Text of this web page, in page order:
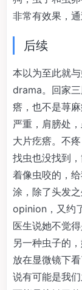
非常有效果，
后续
本以为至此就
drama。回家
瘩，也不是荨
严重，肩膀处
大片疙瘩。不
找虫也没找到
着像虫咬的，
涂，除了头发
opinion，又约
医生说她不觉
另一种虫子的
放在显微镜下
说有可能是我